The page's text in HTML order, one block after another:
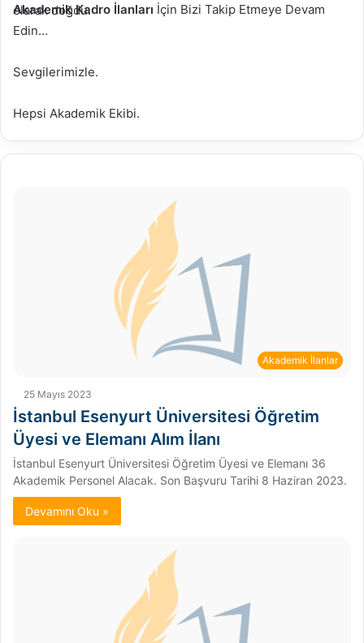
olarak doğdu.
Akademik Kadro İlanları İçin Bizi Takip Etmeye Devam
Edin…
Sevgilerimizle.
Hepsi Akademik Ekibi.
Akademik İlanlar
25 Mayıs 2023
İstanbul Esenyurt Üniversitesi Öğretim
Üyesi ve Elemanı Alım İlanı
İstanbul Esenyurt Üniversitesi Öğretim Üyesi ve Elemanı 36
Akademik Personel Alacak. Son Başvuru Tarihi 8 Haziran 2023.
Devamını Oku »